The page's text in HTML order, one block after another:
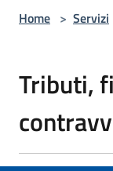
Home > Servizi
Tributi,